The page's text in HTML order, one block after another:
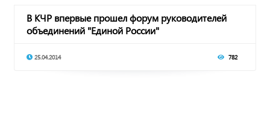
В КЧР впервые прошел форум руководителей
объединений "Единой России"
25.04.2014 782